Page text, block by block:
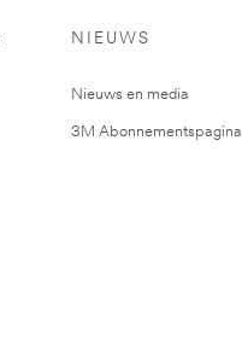
NIEUWS
Nieuws en media
3M Abonnementspagina